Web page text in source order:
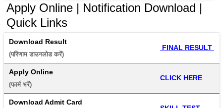
Apply Online | Notification Download |
Quick Links
Download Result
(परिणाम डाउनलोड करें)
FINAL RESULT
Apply Online
(फार्म भरें)
CLICK HERE
Download Admit Card